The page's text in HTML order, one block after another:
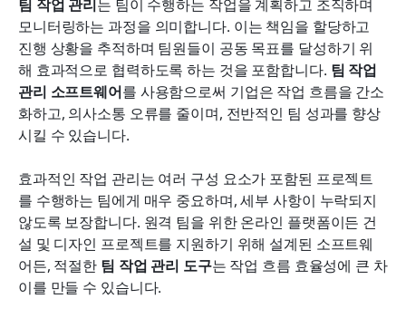
팀 작업 관리는 팀이 수행하는 작업을 계획하고 조직하며
모니터링하는 과정을 의미합니다. 이는 책임을 할당하고
진행 상황을 추적하며 팀원들이 공동 목표를 달성하기 위
해 효과적으로 협력하도록 하는 것을 포함합니다. 팀 작업
관리 소프트웨어를 사용함으로써 기업은 작업 흐름을 간소
화하고, 의사소통 오류를 줄이며, 전반적인 팀 성과를 향상
시킬 수 있습니다.
효과적인 작업 관리는 여러 구성 요소가 포함된 프로젝트
를 수행하는 팀에게 매우 중요하며, 세부 사항이 누락되지
않도록 보장합니다. 원격 팀을 위한 온라인 플랫폼이든 건
설 및 디자인 프로젝트를 지원하기 위해 설계된 소프트웨
어든, 적절한 팀 작업 관리 도구는 작업 흐름 효율성에 큰 차
이를 만들 수 있습니다.